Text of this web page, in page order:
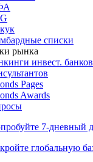
списки
рынка
инвест.
Pages
Awards
7-дневный
глобальную